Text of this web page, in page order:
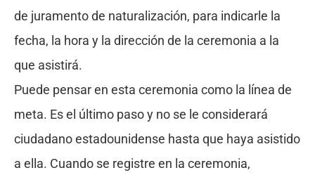
de juramento de naturalización, para indicarle la
fecha, la hora y la dirección de la ceremonia a la
que asistirá.
Puede pensar en esta ceremonia como la línea de
meta. Es el último paso y no se le considerará
ciudadano estadounidense hasta que haya asistido
a ella. Cuando se registre en la ceremonia,